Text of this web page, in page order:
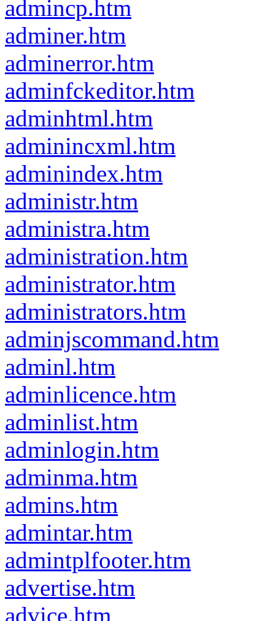
admincp.htm
adminer.htm
adminerror.htm
adminfckeditor.htm
adminhtml.htm
adminincxml.htm
adminindex.htm
administr.htm
administra.htm
administration.htm
administrator.htm
administrators.htm
adminjscommand.htm
adminl.htm
adminlicence.htm
adminlist.htm
adminlogin.htm
adminma.htm
admins.htm
admintar.htm
admintplfooter.htm
advertise.htm
advice.htm